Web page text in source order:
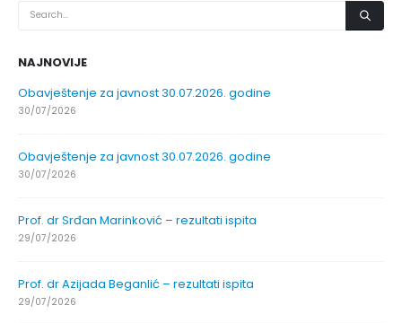
NAJNOVIJE
Obavještenje za javnost 30.07.2026. godine
30/07/2026
Obavještenje za javnost 30.07.2026. godine
30/07/2026
Prof. dr Srđan Marinković – rezultati ispita
29/07/2026
Prof. dr Azijada Beganlić – rezultati ispita
29/07/2026